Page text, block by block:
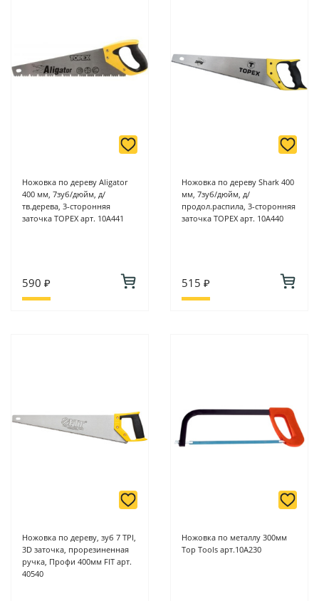
онлайн оплате заказа на сайте.
Подробнее о способах оплаты можно узнать здесь - "Оплата"
Ножовка по дереву Aligator
400 мм, 7зуб/дюйм, д/
тв.дерева, 3-сторонняя
заточка TOPEX арт. 10A441
590 ₽
Ножовка по дереву Shark 400
мм, 7зуб/дюйм, д/
продол.распила, 3-сторонняя
заточка TOPEX арт. 10A440
515 ₽
Ножовка по дереву, зуб 7 ТPI,
3D заточка, прорезиненная
ручка, Профи 400мм FIT арт.
40540
Ножовка по металлу 300мм
Top Tools арт.10А230